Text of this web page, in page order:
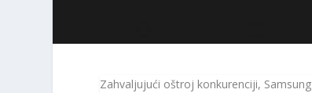
Zahvaljujući oštroj konkurenciji, Samsung